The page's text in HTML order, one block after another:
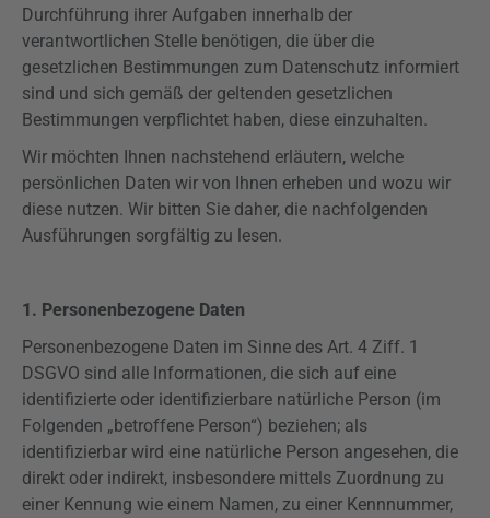
Durchführung ihrer Aufgaben innerhalb der
verantwortlichen Stelle benötigen, die über die
gesetzlichen Bestimmungen zum Datenschutz informiert
sind und sich gemäß der geltenden gesetzlichen
Bestimmungen verpflichtet haben, diese einzuhalten.
Wir möchten Ihnen nachstehend erläutern, welche
persönlichen Daten wir von Ihnen erheben und wozu wir
diese nutzen. Wir bitten Sie daher, die nachfolgenden
Ausführungen sorgfältig zu lesen.
1. Personenbezogene Daten
Personenbezogene Daten im Sinne des Art. 4 Ziff. 1
DSGVO sind alle Informationen, die sich auf eine
identifizierte oder identifizierbare natürliche Person (im
Folgenden „betroffene Person“) beziehen; als
identifizierbar wird eine natürliche Person angesehen, die
direkt oder indirekt, insbesondere mittels Zuordnung zu
einer Kennung wie einem Namen, zu einer Kennnummer,